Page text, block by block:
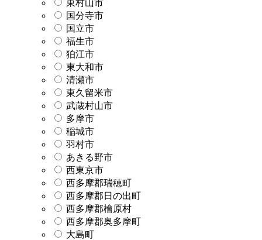
東村山市
国分寺市
国立市
福生市
狛江市
東大和市
清瀬市
東久留米市
武蔵村山市
多摩市
稲城市
羽村市
あきる野市
西東京市
西多摩郡瑞穂町
西多摩郡日の出町
西多摩郡檜原村
西多摩郡奥多摩町
大島町